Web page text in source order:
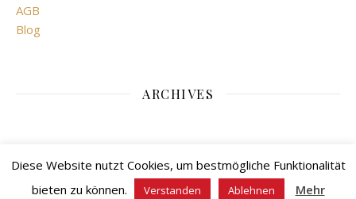
AGB
Blog
ARCHIVES
Diese Website nutzt Cookies, um bestmögliche Funktionalität
bieten zu können.
Verstanden Ablehnen Mehr